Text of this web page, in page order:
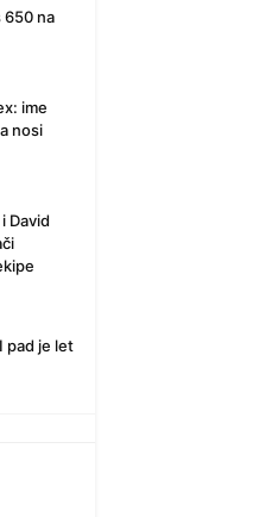
650 na
ime
nosi
David
pad je let